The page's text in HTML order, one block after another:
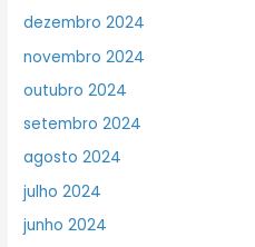
dezembro 2024
novembro 2024
outubro 2024
setembro 2024
agosto 2024
julho 2024
junho 2024